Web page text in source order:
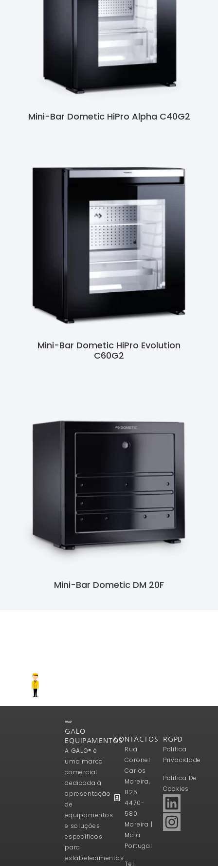
Mini-Bar Dometic HiPro Alpha C40G2
Mini-Bar Dometic HiPro Evolution
C60G2
Mini-Bar Dometic DM 20F
GALO
EQUIPAMENTOS
A GALO® é
uma marca
comercial
dedicada à
apresentação
de
equipamentos
e soluções
específicos
para
estabelecimentos
CONTACTOS
Rua
Coronel
Carlos
Moreira,
825
4470-
580
Moreira |
Maia
Portugal
Tel.
RGPD
Politica
Privacidade
Politica De
Cookies